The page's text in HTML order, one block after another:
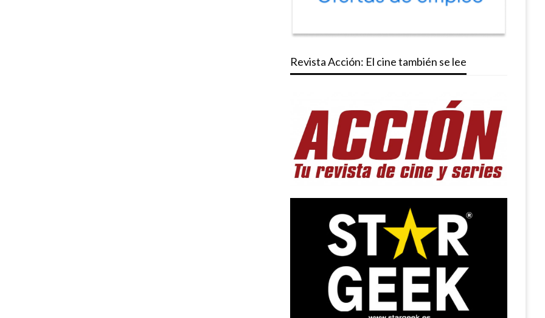
Revista Acción: El cine también se lee